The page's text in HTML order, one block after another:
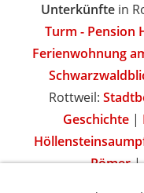
Unterkünftein
Turm - Pension
Ferienwohnung
Rottweil:
Geschichte|
Römer|